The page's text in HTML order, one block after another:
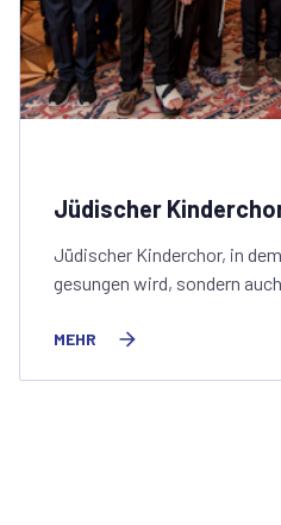
Jüdischer
Jüdischer Kinderchor, in
gesungen wird, sondern
MEHR